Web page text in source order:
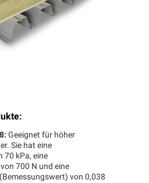
Geeignet für höher
Sie hat eine
70 kPa, eine
700 N und eine
von 0,038